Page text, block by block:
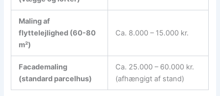
Maling af
flyttelejlighed (60-80
m²)
Ca. 8.000 – 15.000 kr.
Facademaling
(standard parcelhus)
Ca. 25.000 – 60.000 kr.
(afhængigt af stand)